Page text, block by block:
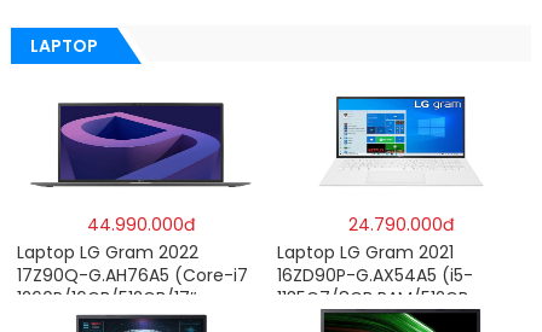
LAPTOP
44.990.000đ
Laptop LG Gram 2022
17Z90Q-G.AH76A5 (Core-i7
1260P/16GB/512GB/17″
WQXGA/Win 11/Xám)
24.790.000đ
Laptop LG Gram 2021
16ZD90P-G.AX54A5 (i5-
1135G7/8GB RAM/512GB
SSD/16″WQXGA/Dos/Trắng)